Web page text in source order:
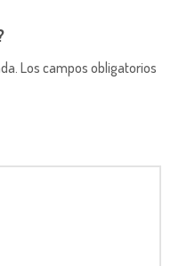
Los campos obligatorios